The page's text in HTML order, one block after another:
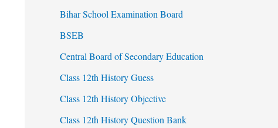
Bihar School Examination Board
BSEB
Central Board of Secondary Education
Class 12th History Guess
Class 12th History Objective
Class 12th History Question Bank